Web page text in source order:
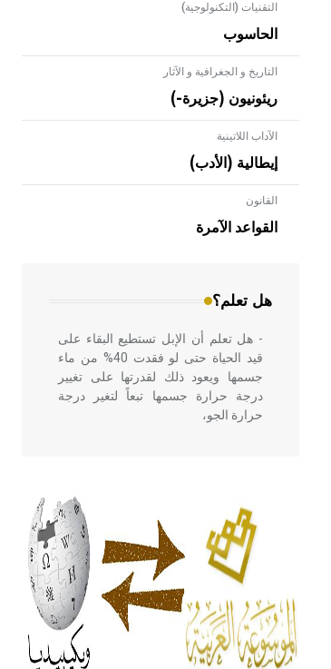
التقنيات (التكنولوجية)
الحاسوب
التاريخ و الجغرافية و الآثار
ريئونيون (جزيرة-)
الآداب اللاتينية
إيطالية (الأدب)
القانون
القواعد الآمرة
هل تعلم؟
- هل تعلم أن الأبلق نوع من الفنون
الهندسية التي ارتبطت بالعمارة الإسلامية
في بلاد الشام ومصر خاصة، حيث يحرص
- هل تعلم أن الإبل تستطيع البقاء على
قيد الحياة حتى لو فقدت 40% من ماء
جسمها ويعود ذلك لقدرتها على تغيير
درجة حرارة جسمها تبعاً لتغير درجة
حرارة الجو،
أربعة مؤلفات هي: الحكم، الأدلة، تنظيم
التغذية، ورسالته في جروح الرأس.
ويعود له الفضل بأنه حرر الطب من
الدين والفلسفة.
- هل تعلم أن المرجان إفراز حيواني
يتكون في البحر ويتركب من مادة
كربونات الكلسيوم، وهو أحمر أو شديد